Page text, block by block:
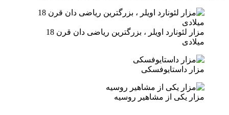
مزار لئونارد اویلر ، بزرگترین ریاضی دان قرن 18
میلادی
مزار داستایوفسکی
مزار یکی از مشاهیر روسیه